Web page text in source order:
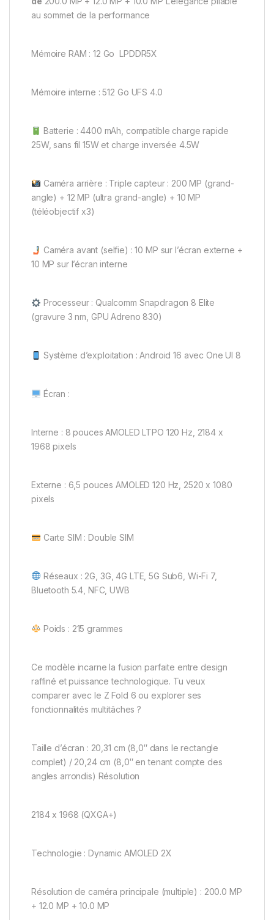
au sommet de la performance
Mémoire RAM : 12 Go LPDDR5X
Mémoire interne : 512 Go UFS 4.0
Batterie : 4400 mAh, compatible charge rapide
25W, sans fil 15W et charge inversée 4.5W
Caméra arrière : Triple capteur : 200 MP (grand-
angle) + 12 MP (ultra grand-angle) + 10 MP
(téléobjectif x3)
Caméra avant (selfie) : 10 MP sur l’écran externe +
10 MP sur l’écran interne
Processeur : Qualcomm Snapdragon 8 Elite
(gravure 3 nm, GPU Adreno 830)
Système d’exploitation : Android 16 avec One UI 8
Écran :
Interne : 8 pouces AMOLED LTPO 120 Hz, 2184 x
1968 pixels
Externe : 6,5 pouces AMOLED 120 Hz, 2520 x 1080
pixels
Carte SIM : Double SIM
Réseaux : 2G, 3G, 4G LTE, 5G Sub6, Wi-Fi 7,
Bluetooth 5.4, NFC, UWB
Poids : 215 grammes
Ce modèle incarne la fusion parfaite entre design
raffiné et puissance technologique. Tu veux
comparer avec le Z Fold 6 ou explorer ses
fonctionnalités multitâches ?
Taille d’écran : 20,31 cm (8,0″ dans le rectangle
complet) / 20,24 cm (8,0″ en tenant compte des
angles arrondis) Résolution
2184 x 1968 (QXGA+)
Technologie : Dynamic AMOLED 2X
Résolution de caméra principale (multiple) : 200.0 MP
+ 12.0 MP + 10.0 MP